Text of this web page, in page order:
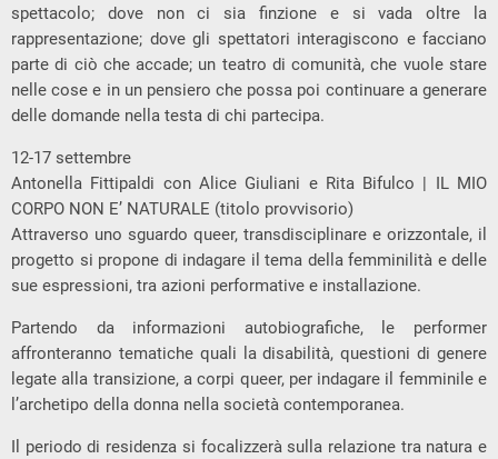
spettacolo; dove non ci sia finzione e si vada oltre la
rappresentazione; dove gli spettatori interagiscono e facciano
parte di ciò che accade; un teatro di comunità, che vuole stare
nelle cose e in un pensiero che possa poi continuare a generare
delle domande nella testa di chi partecipa.
12-17 settembre
Antonella Fittipaldi con Alice Giuliani e Rita Bifulco | IL MIO
CORPO NON E’ NATURALE (titolo provvisorio)
Attraverso uno sguardo queer, transdisciplinare e orizzontale, il
progetto si propone di indagare il tema della femminilità e delle
sue espressioni, tra azioni performative e installazione.
Partendo da informazioni autobiografiche, le performer
affronteranno tematiche quali la disabilità, questioni di genere
legate alla transizione, a corpi queer, per indagare il femminile e
l’archetipo della donna nella società contemporanea.
Il periodo di residenza si focalizzerà sulla relazione tra natura e